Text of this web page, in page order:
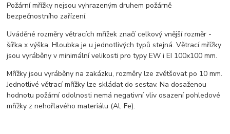
Požární mřížky nejsou vyhrazeným druhem požárně
bezpečnostního zařízení.
Uváděné rozměry větracích mřížek značí celkový vnější rozměr -
šířka x výška. Hloubka je u jednotlivých typů stejná. Větrací mřížky
jsou vyráběny v minimální velikosti pro typy EW i EI 100x100 mm.
Mřížky jsou vyráběny na zakázku, rozměry lze zvětšovat po 10 mm.
Jednotlivé větrací mřížky lze skládat do sestav. Na dosaženou
hodnotu požární odolnosti nemá negativní vliv osazení pohledové
mřížky z nehořlavého materiálu (Al, Fe).